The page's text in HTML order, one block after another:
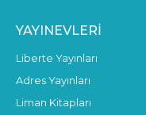
YAYINEVLERI
Liberte Yayınları
Adres Yayınları
Liman Kitapları